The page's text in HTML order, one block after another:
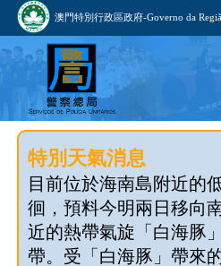
澳門特別行政區政府-Governo da
特別天氣消息
目前位於海南島附近的
徊，預料今明兩日移向
近的熱帶氣旋「白海豚
帶。受「白海豚」帶來